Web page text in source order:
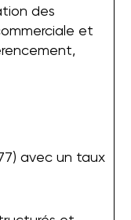
des
et
avec un taux